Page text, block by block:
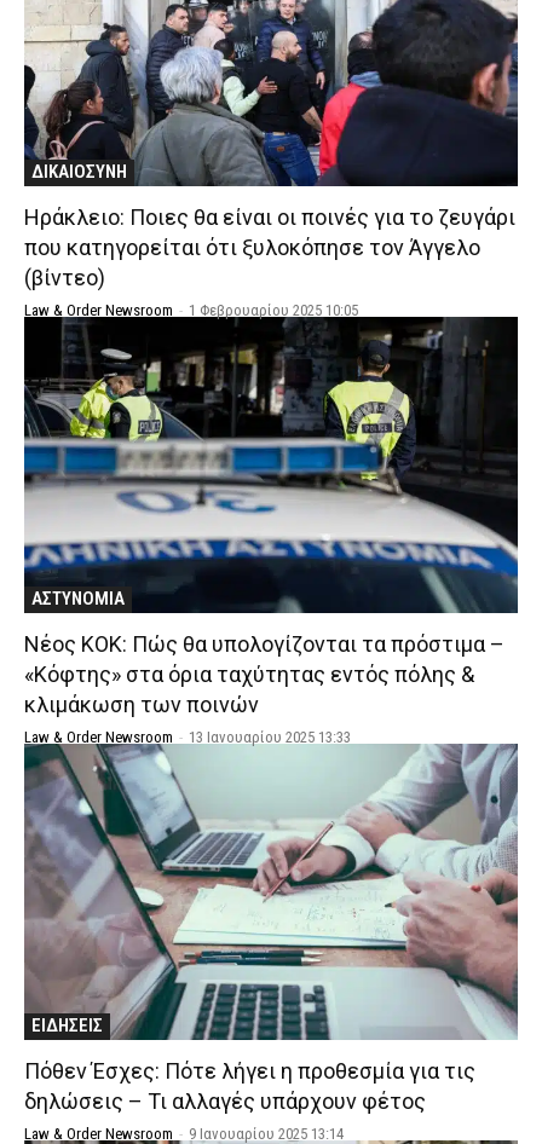
ΔΙΚΑΙΟΣΥΝΗ
Ηράκλειο: Ποιες θα είναι οι ποινές για το ζευγάρι
που κατηγορείται ότι ξυλοκόπησε τον Άγγελο
(βίντεο)
Law & Order Newsroom - 1 Φεβρουαρίου 2025 10:05
ΑΣΤΥΝΟΜΙΑ
Νέος ΚΟΚ: Πώς θα υπολογίζονται τα πρόστιμα –
«Κόφτης» στα όρια ταχύτητας εντός πόλης &
κλιμάκωση των ποινών
Law & Order Newsroom - 13 Ιανουαρίου 2025 13:33
ΕΙΔΗΣΕΙΣ
Πόθεν Έσχες: Πότε λήγει η προθεσμία για τις
δηλώσεις – Τι αλλαγές υπάρχουν φέτος
Law & Order Newsroom - 9 Ιανουαρίου 2025 13:14